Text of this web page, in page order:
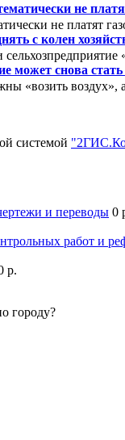
не
не платят
с колен
может снова
«возить
системой
и переводы 0
работ и
р.
городу?